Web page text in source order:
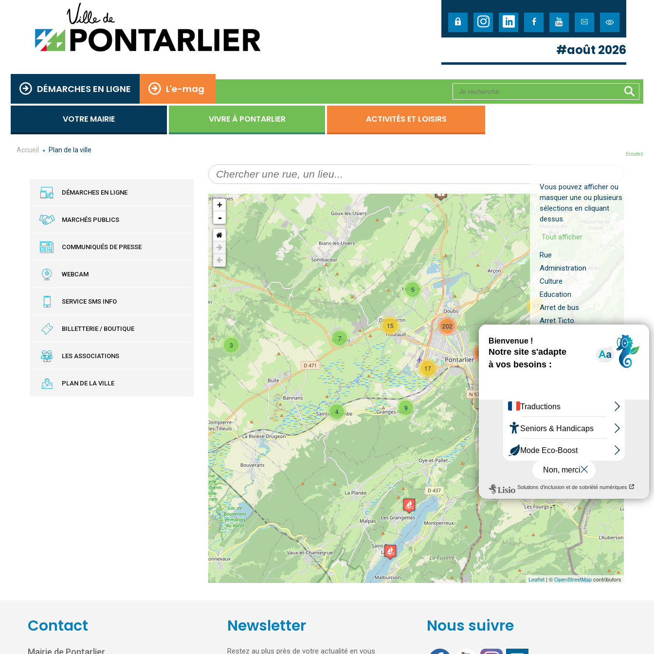
#août 2026
DÉMARCHES EN LIGNE L'e-mag
VOTRE MAIRIE VIVRE À PONTARLIER ACTIVITÉS ET LOISIRS
Accueil Plan de la ville
Ecoutez
DÉMARCHES EN LIGNE
MARCHÉS PUBLICS
COMMUNIQUÉS DE PRESSE
WEBCAM
SERVICE SMS INFO
BILLETTERIE / BOUTIQUE
LES ASSOCIATIONS
PLAN DE LA VILLE
Vous pouvez afficher ou
masquer une ou plusieurs
sélections en cliquant
dessus.
Tout afficher
Rue
Administration
Culture
Education
Arret de bus
Arret Ticto
Santé
3
9
4
5
7
15
17
17
202
351
+
-
Leaflet | ©OpenStreetMapcontributors
Contact
Mairie de Pontarlier
Newsletter
Restez au plus près de votre actualité en vous
Nous suivre